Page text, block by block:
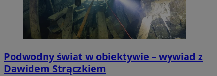
Podwodny świat w obiektywie – wywiad z
Dawidem Strączkiem